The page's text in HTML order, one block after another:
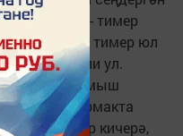
төрен - тимер
озак еллар тимер юл
булып эшли ул.
үзе тормыш
шул ук тармакта
яхшы гомер кичерә,